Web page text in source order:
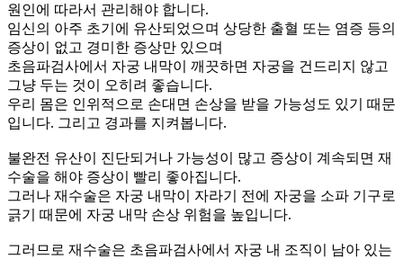
원인에 따라서 관리해야 합니다.
임신의 아주 초기에 유산되었으며 상당한 출혈 또는 염증 등의
증상이 없고 경미한 증상만 있으며
초음파검사에서 자궁 내막이 깨끗하면 자궁을 건드리지 않고
그냥 두는 것이 오히려 좋습니다.
우리 몸은 인위적으로 손대면 손상을 받을 가능성도 있기 때문
입니다. 그리고 경과를 지켜봅니다.
불완전 유산이 진단되거나 가능성이 많고 증상이 계속되면 재
수술을 해야 증상이 빨리 좋아집니다.
그러나 재수술은 자궁 내막이 자라기 전에 자궁을 소파 기구로
긁기 때문에 자궁 내막 손상 위험을 높입니다.
그러므로 재수술은 초음파검사에서 자궁 내 조직이 남아 있는